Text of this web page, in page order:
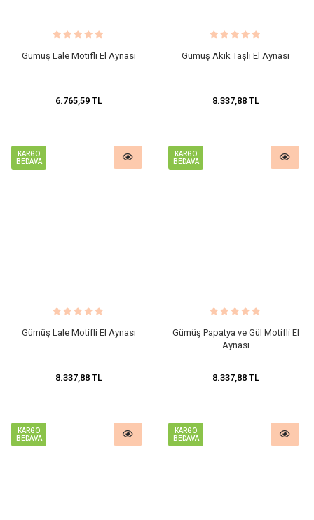
Gümüş Lale Motifli El Aynası
6.765,59 TL
Gümüş Akik Taşlı El Aynası
8.337,88 TL
KARGO
BEDAVA
Gümüş Lale Motifli El Aynası
8.337,88 TL
KARGO
BEDAVA
Gümüş Papatya ve Gül Motifli El
Aynası
8.337,88 TL
KARGO
BEDAVA
KARGO
BEDAVA